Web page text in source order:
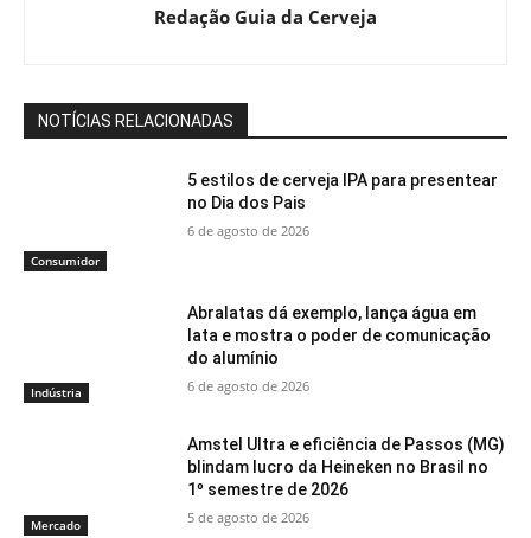
Redação Guia da Cerveja
NOTÍCIAS RELACIONADAS
Consumidor
5 estilos de cerveja IPA para presentear
no Dia dos Pais
6 de agosto de 2026
Indústria
Abralatas dá exemplo, lança água em
lata e mostra o poder de comunicação
do alumínio
6 de agosto de 2026
Mercado
Amstel Ultra e eficiência de Passos (MG)
blindam lucro da Heineken no Brasil no
1º semestre de 2026
5 de agosto de 2026